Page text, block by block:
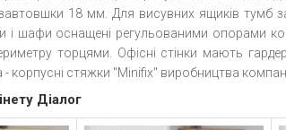
18 мм. Для висувних ящиків тумб
і шафи оснащені регульованими опорами
торцями. Офісні стінки мають
корпусні стяжки "Minifix" виробництва
Діалог